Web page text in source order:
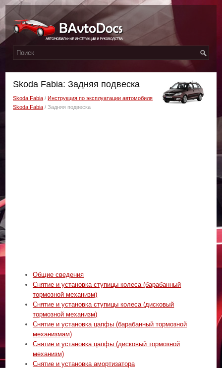
Skoda Fabia: Задняя подвеска
Skoda Fabia /Инструкция по эксплуатации автомобиля
Skoda Fabia / Задняя подвеска
Общие сведения
Снятие и установка ступицы колеса (барабанный
тормозной механизм)
Снятие и установка ступицы колеса (дисковый
тормозной механизм)
Снятие и установка цапфы (барабанный тормозной
механизмам)
Снятие и установка цапфы (дисковый тормозной
механизм)
Снятие и установка амортизатора